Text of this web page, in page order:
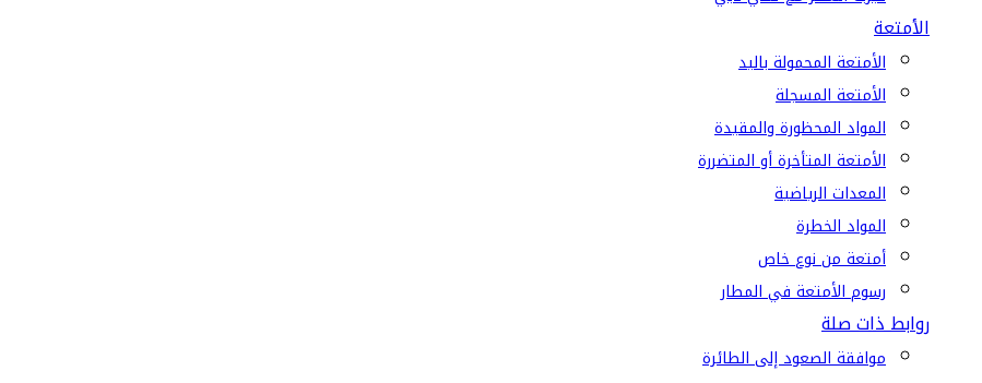
الأمتعة
الأمتعة المحمولة باليد
الأمتعة المسجلة
المواد المحظورة والمقيدة
الأمتعة المتأخرة أو المتضررة
المعدات الرياضية
المواد الخطرة
أمتعة من نوع خاص
رسوم الأمتعة في المطار
روابط ذات صلة
موافقة الصعود إلى الطائرة